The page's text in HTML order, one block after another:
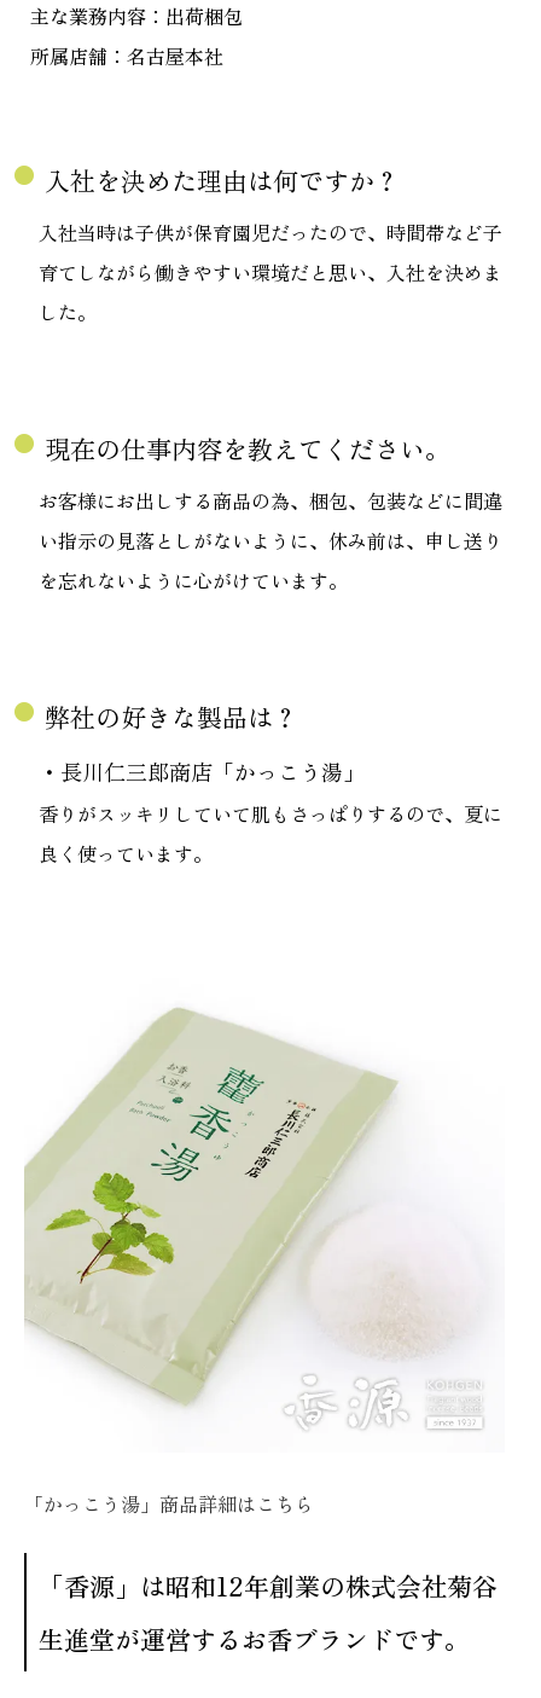
主な業務内容：出荷梱包
所属店舗：名古屋本社
fiber_manual_record 入社を決めた理由は何ですか？
入社当時は子供が保育園児だったので、時間帯など子
育てしながら働きやすい環境だと思い、入社を決めま
した。
fiber_manual_record 現在の仕事内容を教えてください。
お客様にお出しする商品の為、梱包、包装などに間違
い指示の見落としがないように、休み前は、申し送り
を忘れないように心がけています。
fiber_manual_record 弊社の好きな製品は？
・長川仁三郎商店「かっこう湯」
香りがスッキリしていて肌もさっぱりするので、夏に
良く使っています。
「かっこう湯」商品詳細はこちら
「香源」は昭和12年創業の株式会社菊谷
生進堂が運営するお香ブランドです。